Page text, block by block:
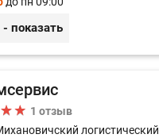
- показать
1 отзыв
логистический